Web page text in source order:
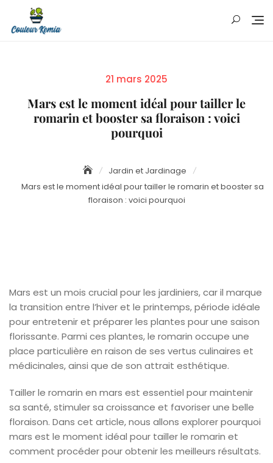
content
Posted
21 mars 2025
Mars est le moment idéal pour tailler le
romarin et booster sa floraison : voici
pourquoi
Jardin et Jardinage
Mars est le moment idéal pour tailler le romarin et booster sa
floraison : voici pourquoi
Mars est un mois crucial pour les jardiniers, car il marque
la transition entre l’hiver et le printemps, période idéale
pour entretenir et préparer les plantes pour une saison
florissante. Parmi ces plantes, le romarin occupe une
place particulière en raison de ses vertus culinaires et
médicinales, ainsi que de son attrait esthétique.
Tailler le romarin en mars est essentiel pour maintenir
sa santé, stimuler sa croissance et favoriser une belle
floraison. Dans cet article, nous allons explorer pourquoi
mars est le moment idéal pour tailler le romarin et
comment procéder pour obtenir les meilleurs résultats.